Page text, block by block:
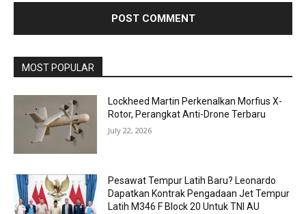
MOST POPULAR
Lockheed Martin Perkenalkan Morfius X-
Rotor, Perangkat Anti-Drone Terbaru
July 22, 2026
Pesawat Tempur Latih Baru? Leonardo
Dapatkan Kontrak Pengadaan Jet Tempur
Latih M346 F Block 20 Untuk TNI AU